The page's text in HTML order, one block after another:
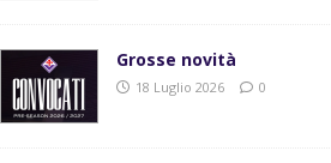
Grosse novità
18 Luglio 2026 0